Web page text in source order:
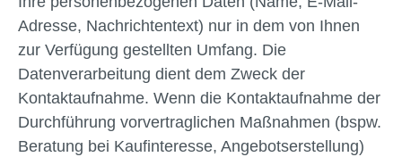
Adresse, Nachrichtentext) nur in dem von Ihnen
zur Verfügung gestellten Umfang. Die
Datenverarbeitung dient dem Zweck der
Kontaktaufnahme. Wenn die Kontaktaufnahme der
Durchführung vorvertraglichen Maßnahmen (bspw.
Beratung bei Kaufinteresse, Angebotserstellung)